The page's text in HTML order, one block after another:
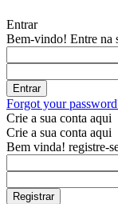
Entrar
Bem-vindo! Entre na
Forgot your
Crie a sua conta aqui
Crie a sua conta aqui
Bem vinda! registre-